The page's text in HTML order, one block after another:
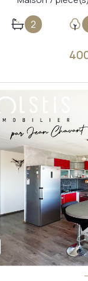
2
VOIR